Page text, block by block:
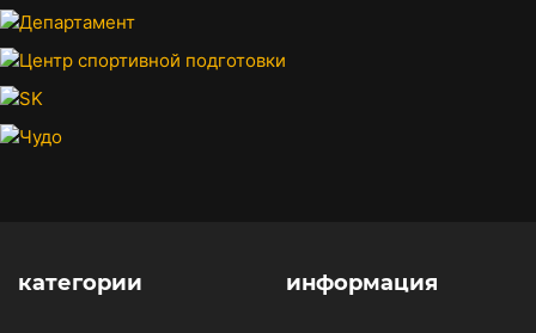
категории информация